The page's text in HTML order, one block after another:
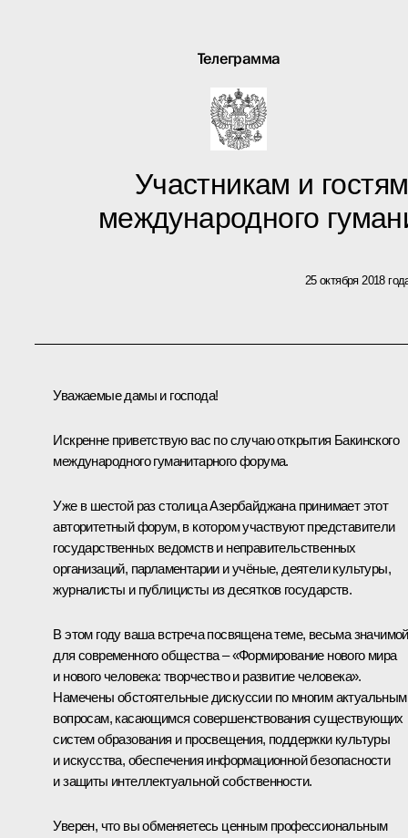
Телеграмма
Участникам и
международного
25 октября 2018
Уважаемые дамы и господа!
Искренне приветствую вас по случаю открытия Бакинского
международного гуманитарного форума.
Уже в шестой раз столица Азербайджана принимает этот
авторитетный форум, в котором участвуют представители
государственных ведомств и неправительственных
организаций, парламентарии и учёные, деятели культуры,
журналисты и публицисты из десятков государств.
В этом году ваша встреча посвящена теме, весьма значимой
для современного общества – «Формирование нового мира
и нового человека: творчество и развитие человека».
Намечены обстоятельные дискуссии по многим актуальным
вопросам, касающимся совершенствования существующих
систем образования и просвещения, поддержки культуры
и искусства, обеспечения информационной безопасности
и защиты интеллектуальной собственности.
Уверен, что вы обменяетесь ценным профессиональным